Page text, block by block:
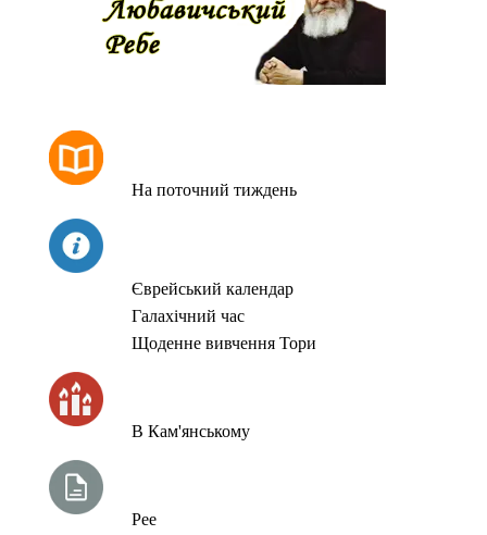
На поточний тиждень
Єврейський календар
Галахічний час
Щоденне вивчення Тори
В Кам'янському
Рее